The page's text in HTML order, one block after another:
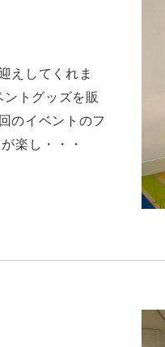
えしてくれま
トグッズを販
のイベントのフ
楽し・・・